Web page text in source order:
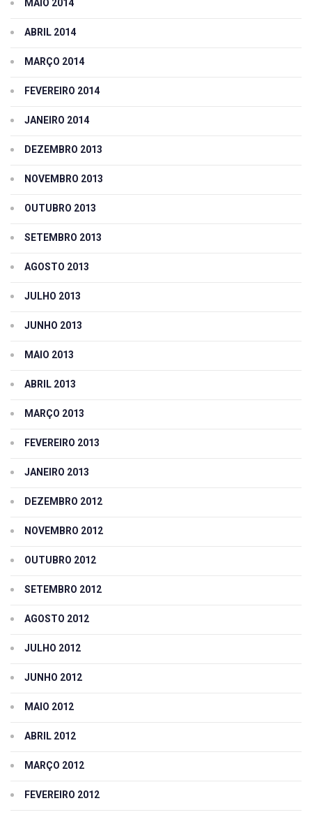
MAIO 2014
ABRIL 2014
MARÇO 2014
FEVEREIRO 2014
JANEIRO 2014
DEZEMBRO 2013
NOVEMBRO 2013
OUTUBRO 2013
SETEMBRO 2013
AGOSTO 2013
JULHO 2013
JUNHO 2013
MAIO 2013
ABRIL 2013
MARÇO 2013
FEVEREIRO 2013
JANEIRO 2013
DEZEMBRO 2012
NOVEMBRO 2012
OUTUBRO 2012
SETEMBRO 2012
AGOSTO 2012
JULHO 2012
JUNHO 2012
MAIO 2012
ABRIL 2012
MARÇO 2012
FEVEREIRO 2012